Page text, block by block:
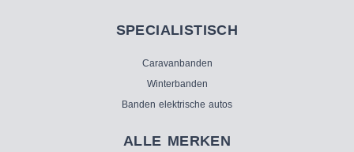
SPECIALISTISCH
Caravanbanden
Winterbanden
Banden elektrische autos
ALLE MERKEN